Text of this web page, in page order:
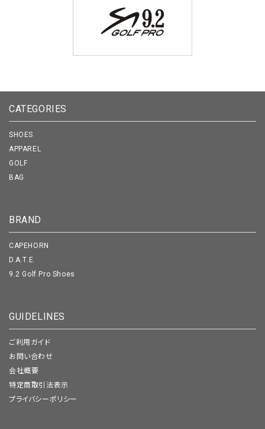
CATEGORIES
SHOES
APPAREL
GOLF
BAG
BRAND
CAPEHORN
D.A.T.E.
9.2 Golf Pro Shoes
GUIDELINES
ご利用ガイド
お問い合わせ
会社概要
特定商取引法表示
プライバシーポリシー